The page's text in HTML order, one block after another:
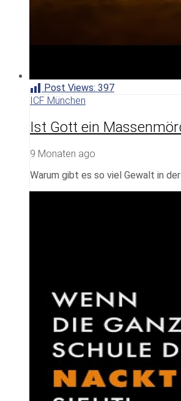
Post Views: 397
ICF München
Ist Gott ein
9 Monaten ago
Warum gibt es so viel Gewalt in